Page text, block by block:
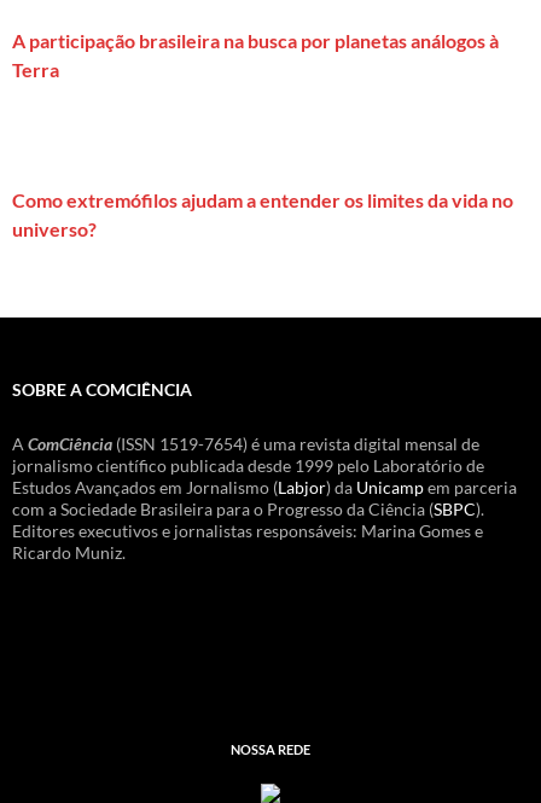
A participação brasileira na busca por planetas análogos à
Terra
Como extremófilos ajudam a entender os limites da vida no
universo?
SOBRE A COMCIÊNCIA
A ComCiência (ISSN 1519-7654) é uma revista digital mensal de
jornalismo científico publicada desde 1999 pelo Laboratório de
Estudos Avançados em Jornalismo (Labjor) da Unicampem parceria
com a Sociedade Brasileira para o Progresso da Ciência (SBPC).
Editores executivos e jornalistas responsáveis: Marina Gomes e
Ricardo Muniz.
NOSSA REDE